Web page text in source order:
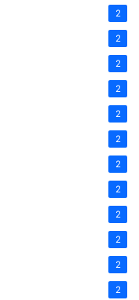
2
2
2
2
2
2
2
2
2
2
2
2